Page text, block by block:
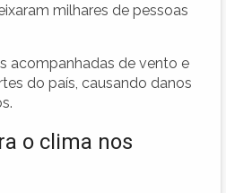
milhares de pessoas
acompanhadas de vento e
do país, causando danos
o clima nos